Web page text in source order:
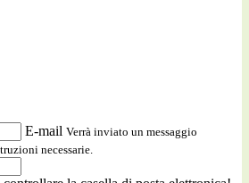
E-mail Verrà inviato un messaggio
necessarie.